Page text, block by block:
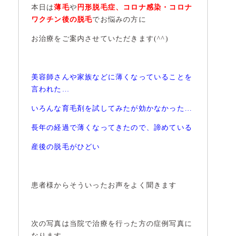
本日は薄毛や 円形脱毛症、コロナ感染・コロナ
ワクチン後の脱毛でお悩みの方に
お治療をご案内させていただきます(^^)
美容師さんや家族などに薄くなっていることを
言われた…
いろんな育毛剤を試してみたが効かなかった…
長年の経過で薄くなってきたので、諦めている
産後の脱毛がひどい
患者様からそういったお声をよく聞きます
次の写真は当院で治療を行った方の症例写真に